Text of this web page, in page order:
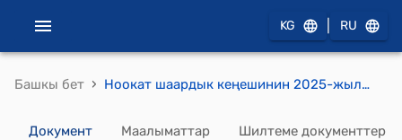
KG RU
Башкы бет › Ноокат шаардык кеңешинин 2025-жылдын 11-мартындагы № 12 Кыргыз Республикасынын Жергиликтүү өз алдынча башкаруу органдарынын Союзуна мүчөлүк акысы үчүн 2024-жылдын бюджетинин үнөмдөлгөн акча каражатынын эсебинен акча ажыратып берүү жөнүндө токтому
Документ Маалыматтар Шилтеме документтер